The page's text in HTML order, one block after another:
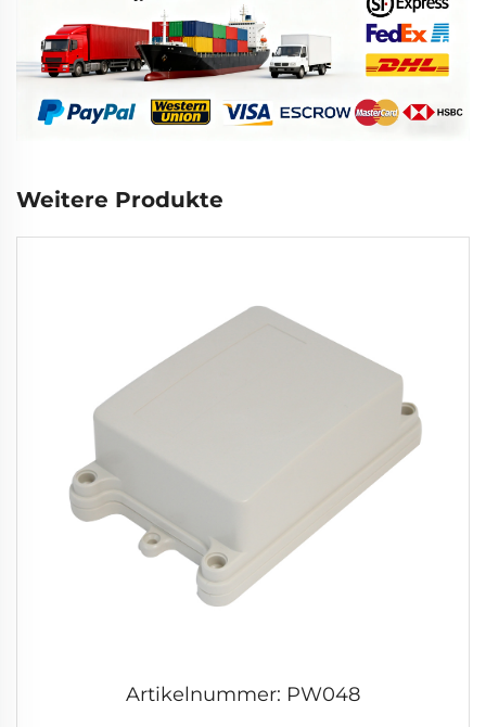
Weitere Produkte
Artikelnummer: PW048